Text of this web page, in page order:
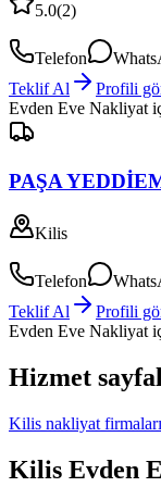
5.0(2)
Telefon
Teklif Al
Profili
Evden Eve Nakliyat
PAŞA
Kilis
Telefon
Teklif Al
Profili
Evden Eve Nakliyat
Hizmet
Kilis nakliyat firmaları
Kilis Evden